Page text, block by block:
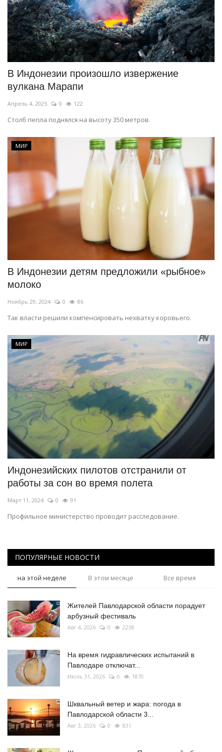
В Индонезии произошло извержение
вулкана Марапи
Апрель 4, 2025 0 122
Столб пепла поднялся на высоту 350 метров.
МИР
В Индонезии детям предложили «рыбное»
молоко
Ноябрь 29, 2024 0 86
Так власти решили компенсировать нехватку коровьего.
МИР
Индонезийских пилотов отстранили от
работы за сон во время полета
Март 11, 2024 0 91
Профильное министерство проводит расследование.
ПОПУЛЯРНЫЕ НОВОСТИ
на этой неделе В этом месяце Все время
Жителей Павлодарской области порадует
арбузный фестиваль
Авг 4, 2026 0 2238
На время гидравлических испытаний в
Павлодаре отключат...
Июль 31, 2026 0 1870
Шквальный ветер и жара: погода в
Павлодарской области 3...
Авг 3, 2026 0 831